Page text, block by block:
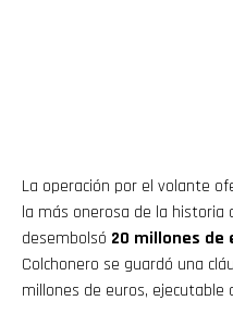
La operación por el volante
la más onerosa de la historia
desembolsó 20 millones de
Colchonero se guardó una
millones de euros, ejecutable